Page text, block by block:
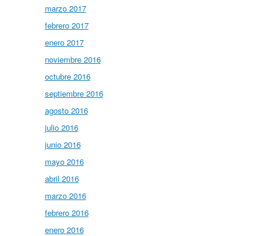
marzo 2017
febrero 2017
enero 2017
noviembre 2016
octubre 2016
septiembre 2016
agosto 2016
julio 2016
junio 2016
mayo 2016
abril 2016
marzo 2016
febrero 2016
enero 2016